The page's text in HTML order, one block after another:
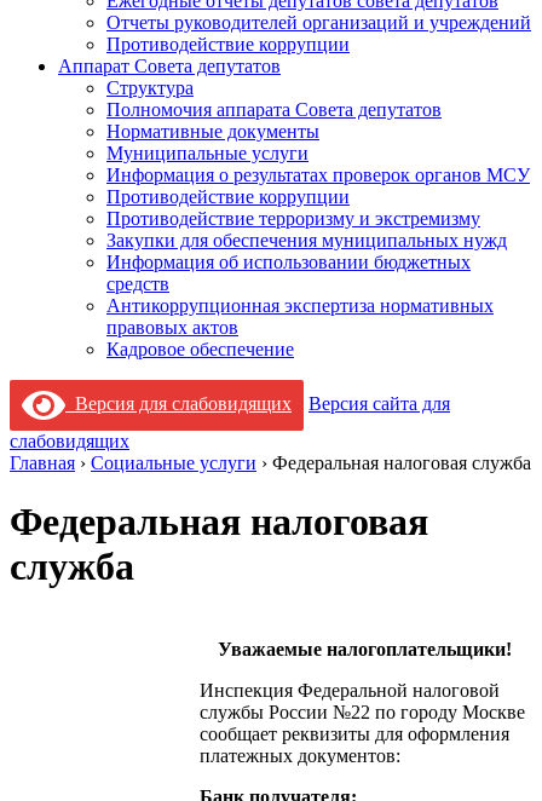
Отчеты руководителей организаций и учреждений
Противодействие коррупции
Аппарат Совета депутатов
Структура
Полномочия аппарата Совета депутатов
Нормативные документы
Муниципальные услуги
Информация о результатах проверок органов МСУ
Противодействие коррупции
Противодействие терроризму и экстремизму
Закупки для обеспечения муниципальных нужд
Информация об использовании бюджетных
средств
Антикоррупционная экспертиза нормативных
правовых актов
Кадровое обеспечение
Версия для слабовидящих
Версия сайта для
слабовидящих
Главная › Социальные услуги › Федеральная налоговая служба
Федеральная налоговая
служба
Уважаемые налогоплательщики!
Инспекция Федеральной налоговой
службы России №22 по городу Москве
сообщает реквизиты для оформления
платежных документов:
Банк получателя: